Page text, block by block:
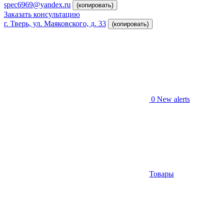
spec6969@yandex.ru
(копировать)
Заказать консультацию
г. Тверь, ул. Маяковского, д. 33
(копировать)
0 New alerts
Товары